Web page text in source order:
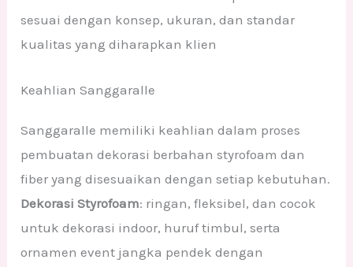
sesuai dengan konsep, ukuran, dan standar
kualitas yang diharapkan klien
Keahlian Sanggaralle
Sanggaralle memiliki keahlian dalam proses
pembuatan dekorasi berbahan styrofoam dan
fiber yang disesuaikan dengan setiap kebutuhan.
Dekorasi Styrofoam: ringan, fleksibel, dan cocok
untuk dekorasi indoor, huruf timbul, serta
ornamen event jangka pendek dengan